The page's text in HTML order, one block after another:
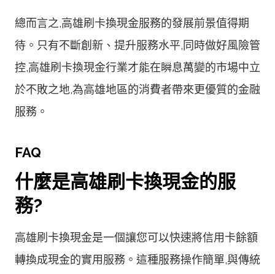
總而言之,高雄刷卡換現金服務的發展前景值得期
待。只有不斷創新、提升服務水平,同時做好風險管
控,高雄刷卡換現金行業才能在瞬息萬變的市場中立
於不敗之地,為高雄地區的消費者帶來更優質的金融
服務。
FAQ
什麼是高雄刷卡換現金的服
務?
高雄刷卡換現金是一個讓您可以快速將信用卡餘額
轉換成現金的實用服務。這種服務操作簡單,與傳統